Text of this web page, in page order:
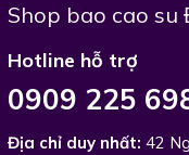
Shop bao cao su
Hotline hỗ trợ
0909 225
Địa chỉ duy nhất: 42